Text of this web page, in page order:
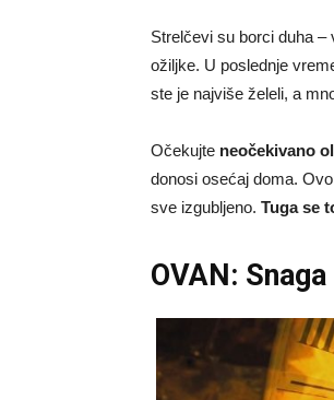
Strelčevi su borci duha
ožiljke. U poslednje
ste je najviše želeli, a
Očekujte neočekivano
donosi osećaj doma.
sve izgubljeno. Tuga se
OVAN: